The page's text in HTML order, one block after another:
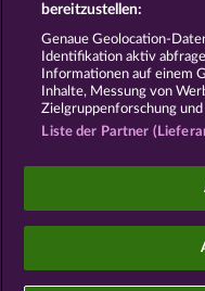
Impressum
Social Casino Spiele
Erfolge bei
©2026
bereitzustellen:
Genaue Geolocation-
Identifikation aktiv
Informationen auf einem
Inhalte, Messung von
Zielgruppenforschung
Liste der Partner